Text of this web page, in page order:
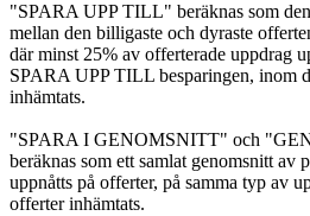
"SPARA UPP TILL" beräknas som
mellan den billigaste och dyraste
där minst 25% av offerterade uppdrag
SPARA UPP TILL besparingen, inom
inhämtats.
"SPARA I GENOMSNITT" och
beräknas som ett samlat genomsnitt av
uppnåtts på offerter, på samma typ av
offerter inhämtats.